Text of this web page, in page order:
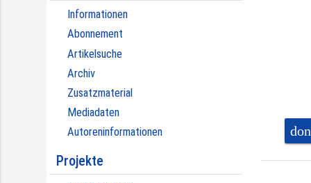
Informationen
Abonnement
Artikelsuche
Archiv
Zusatzmaterial
Mediadaten
Autoreninformationen
Projekte